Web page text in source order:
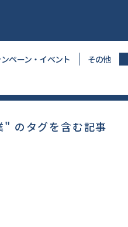
ペーン・イベント その他
のタグを含む記事